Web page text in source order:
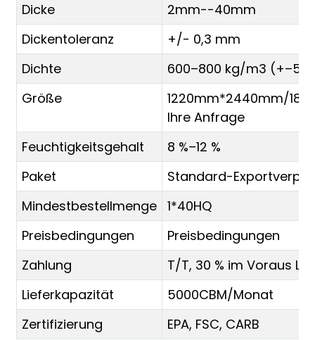
Dicke
2mm--40mm
Dickentoleranz
+/- 0,3 mm
Dichte
600–800 kg/m3 (+–50
Größe
1220mm*2440mm/
Ihre Anfrage
Feuchtigkeitsgehalt
8 %–12 %
Paket
Standard-
Mindestbestellmenge
1*40HQ
Preisbedingungen
Preisbedingungen
Zahlung
T/T, 30 % im Voraus L/
Lieferkapazität
5000CBM/Monat
Zertifizierung
EPA, FSC, CARB